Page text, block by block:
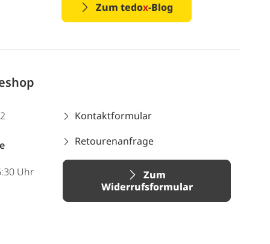
Zum tedox-Blog
Uhr
Kontaktformular
Retourenanfrage
Zum
Widerrufsformular